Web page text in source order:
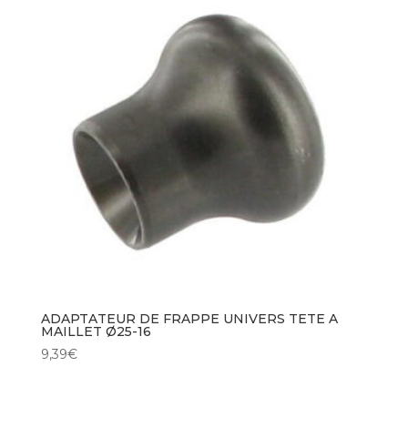
ADAPTATEUR DE FRAPPE UNIVERS TETE A
MAILLET Ø25-16
9,39€